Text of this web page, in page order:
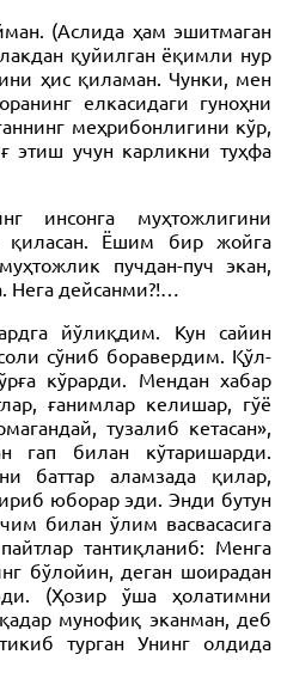
(Аслида ҳам эшитмаган
қуйилган ёқимли нур
ҳис қиламан. Чунки, мен
елкасидаги гуноҳни
меҳрибонлигини кўр,
этиш учун карликни туҳфа
инсонга муҳтожлигини
қиласан. Ёшим бир жойга
пучдан-пуч экан,
Нега дейсанми?!…
йўлиқдим. Кун сайин
сўниб боравердим. Қўл-
кўрарди. Мендан хабар
ғанимлар келишар, гўё
тузалиб кетасан»,
гап билан кўтаришарди.
баттар аламзада қилар,
юборар эди. Энди бутун
билан ўлим васвасасига
тантиқланиб: Менга
бўлойин, деган шоирадан
(Ҳозир ўша ҳолатимни
мунофиқ эканман, деб
турган Унинг олдида